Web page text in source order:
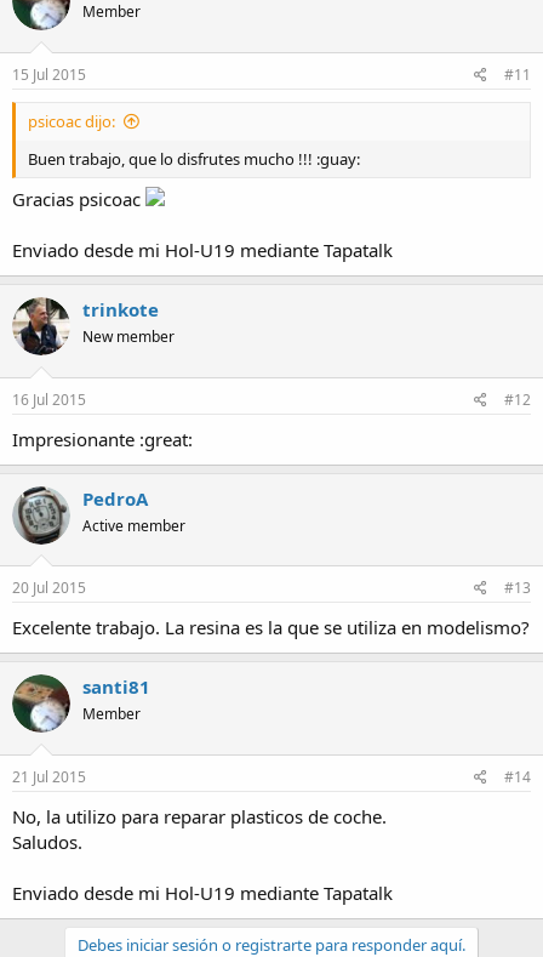
Member
15 Jul 2015 #11
psicoac dijo:
Buen trabajo, que lo disfrutes mucho !!! :guay:
Gracias psicoac
Enviado desde mi Hol-U19 mediante Tapatalk
trinkote
New member
16 Jul 2015 #12
Impresionante :great:
PedroA
Active member
20 Jul 2015 #13
Excelente trabajo. La resina es la que se utiliza en modelismo?
santi81
Member
21 Jul 2015 #14
No, la utilizo para reparar plasticos de coche.
Saludos.
Enviado desde mi Hol-U19 mediante Tapatalk
Debes iniciar sesión o registrarte para responder aquí.